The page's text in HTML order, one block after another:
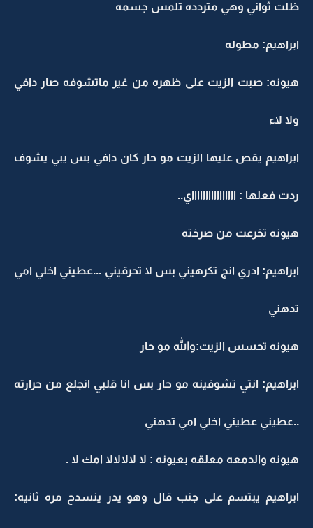
ظلت ثواني وهي متردده تلمس جسمه
ابراهيم: مطوله
هيونه: صبت الزيت على ظهره من غير ماتشوفه صار دافي
ولا لاء
ابراهيم يقص عليها الزيت مو حار كان دافي بس يبي يشوف
ردت فعلها : ااااااااااااااااي..
هيونه تخرعت من صرخته
ابراهيم: ادري انج تكرهيني بس لا تحرقيني ...عطيني اخلي امي
تدهني
هيونه تحسس الزيت:والله مو حار
ابراهيم: انتي تشوفينه مو حار بس انا قلبي انجلع من حرارته
..عطيني عطيني اخلي امي تدهني
هيونه والدمعه معلقه بعيونه : لا لالالالا امك لا .
ابراهيم يبتسم على جنب قال وهو يدر ينسدح مره ثانيه: